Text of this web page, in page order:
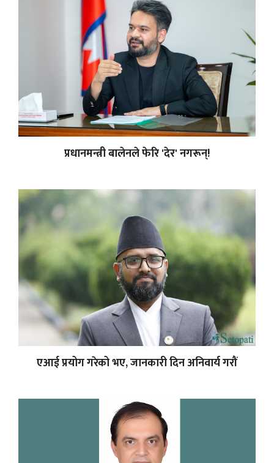
प्रधानमन्त्री बालेनले फेरि 'देर' नगरून्!
एआई प्रयोग गरेको भए, जानकारी दिन अनिवार्य गरौं